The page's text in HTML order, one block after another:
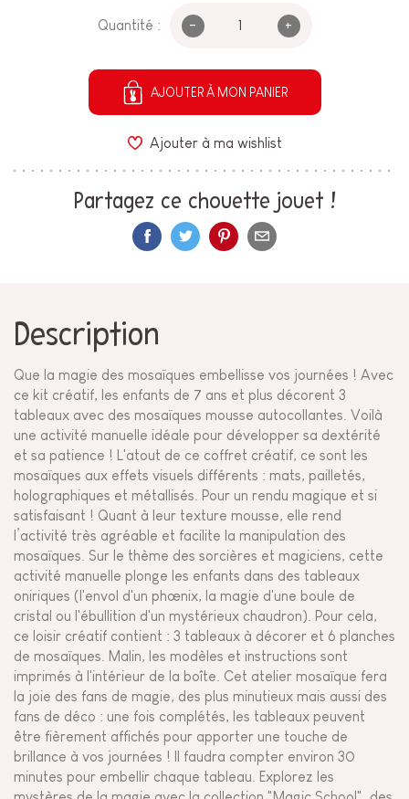
Quantité : - +
AJOUTER À MON PANIER
Ajouter à ma wishlist
Partagez ce chouette jouet !
Description
Que la magie des mosaïques embellisse vos journées ! Avec
ce kit créatif, les enfants de 7 ans et plus décorent 3
tableaux avec des mosaïques mousse autocollantes. Voilà
une activité manuelle idéale pour développer sa dextérité
et sa patience ! L'atout de ce coffret créatif, ce sont les
mosaïques aux effets visuels différents : mats, pailletés,
holographiques et métallisés. Pour un rendu magique et si
satisfaisant ! Quant à leur texture mousse, elle rend
l’activité très agréable et facilite la manipulation des
mosaïques. Sur le thème des sorcières et magiciens, cette
activité manuelle plonge les enfants dans des tableaux
oniriques (l'envol d'un phœnix, la magie d'une boule de
cristal ou l'ébullition d'un mystérieux chaudron). Pour cela,
ce loisir créatif contient : 3 tableaux à décorer et 6 planches
de mosaïques. Malin, les modèles et instructions sont
imprimés à l'intérieur de la boîte. Cet atelier mosaïque fera
la joie des fans de magie, des plus minutieux mais aussi des
fans de déco : une fois complétés, les tableaux peuvent
être fièrement affichés pour apporter une touche de
brillance à vos journées ! Il faudra compter environ 30
minutes pour embellir chaque tableau. Explorez les